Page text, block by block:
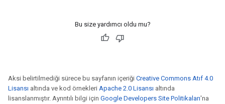
Bu size yardımcı oldu mu?
Aksi belirtilmediği sürece bu sayfanın içeriği Creative Commons Atıf 4.0
Lisansı altında ve kod örnekleri Apache 2.0 Lisansı altında
lisanslanmıştır. Ayrıntılı bilgi için Google Developers Site Politikaları'na